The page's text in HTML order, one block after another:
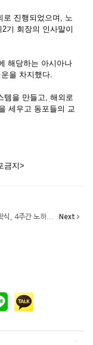
로 진행되었으며, 노
기 회장의 인사말이
해당하는 아시아나
을 차지했다.
템을 만들고, 해외로
세우고 동포들의 교
금지>
식, 4주간 노하... Next